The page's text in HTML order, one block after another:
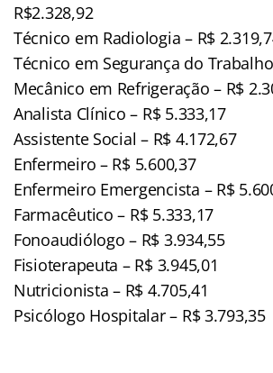
R$2.328,92
Técnico em Radiologia – R$
Técnico em Segurança do Trabalho
Mecânico em Refrigeração – R$
Analista Clínico – R$ 5.333,17
Assistente Social – R$ 4.172,67
Enfermeiro – R$ 5.600,37
Enfermeiro Emergencista – R$
Farmacêutico – R$ 5.333,17
Fonoaudiólogo – R$ 3.934,55
Fisioterapeuta – R$ 3.945,01
Nutricionista – R$ 4.705,41
Psicólogo Hospitalar – R$ 3.793,35